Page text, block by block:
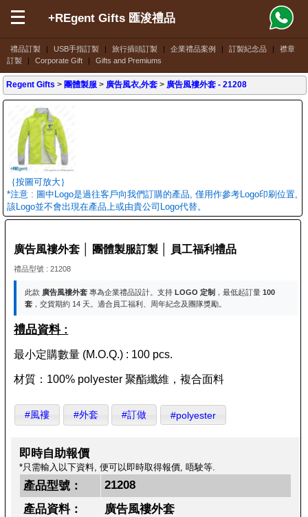
禮品訂製 | USB手指訂製 | 旅行插頭訂製 | 企業禮品案例 | 訂製紀念品 |
襟章
訂製
| Corporate Gift | Gifts and Premiums
+REgent Gifts 匯浚禮品
Regent Gifts > 團體製服 > 廣告風衣,外套 > 廣告風褸外套 - 21208
｛按圖可放大｝
*注意 : 圖中Logo是過往客戶向我們訂購的產品, 僅用作參考Logo印刷位置,
該Logo並不會出現在產品上或由貴公司Logo代替。
廣告風褸外套 │ 團體製服訂製 │ 員工福利禮品
禮品型號 : 21208
此款 廣告風褸外套專為企業禮品設計。支持 LOGO 定制 ，最低起訂量 100
套，交貨期約 14 天。適合員工福利、周年紀念及團隊獎勵。
禮品資料 :
最小定購數量 (M.O.Q.) : 100 pcs.
材質：100% polyester 聚酯纖維，複合面料
#風褸 #外套 #訂做 #polyester
即時自助報價
*只需輸入以下資料, 便可以即時取得報價, 唔駛等.
產品型號：
21208
產品資料：
廣告風褸外套